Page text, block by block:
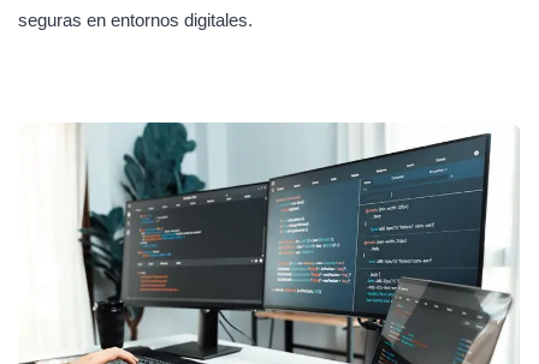
seguras en entornos digitales.